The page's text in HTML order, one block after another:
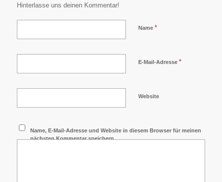
Hinterlasse uns deinen Kommentar!
Name *
E-Mail-Adresse *
Website
Name, E-Mail-Adresse und Website in diesem Browser für meinen
nächsten Kommentar speichern.